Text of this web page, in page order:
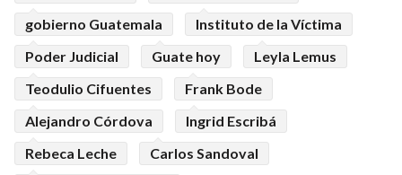
gobierno Guatemala
Instituto de la Víctima
Poder Judicial
Guate hoy
Leyla Lemus
Teodulio Cifuentes
Frank Bode
Alejandro Córdova
Ingrid Escribá
Rebeca Leche
Carlos Sandoval